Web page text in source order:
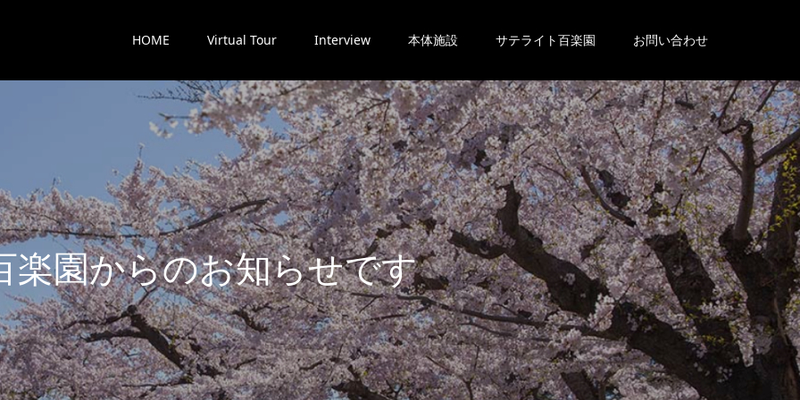
HOME Virtual Tour Interview 本体施設 サテライト百楽園 お問い合わせ
楽園からのお知らせです。